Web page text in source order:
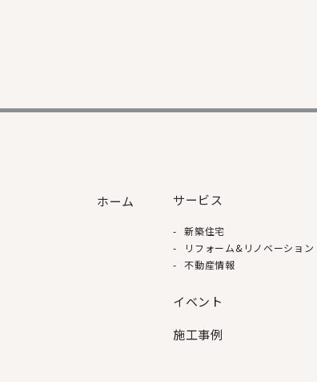
ホーム サービス
新築住宅
リフォーム&リノベーション
不動産情報
イベント
施⼯事例